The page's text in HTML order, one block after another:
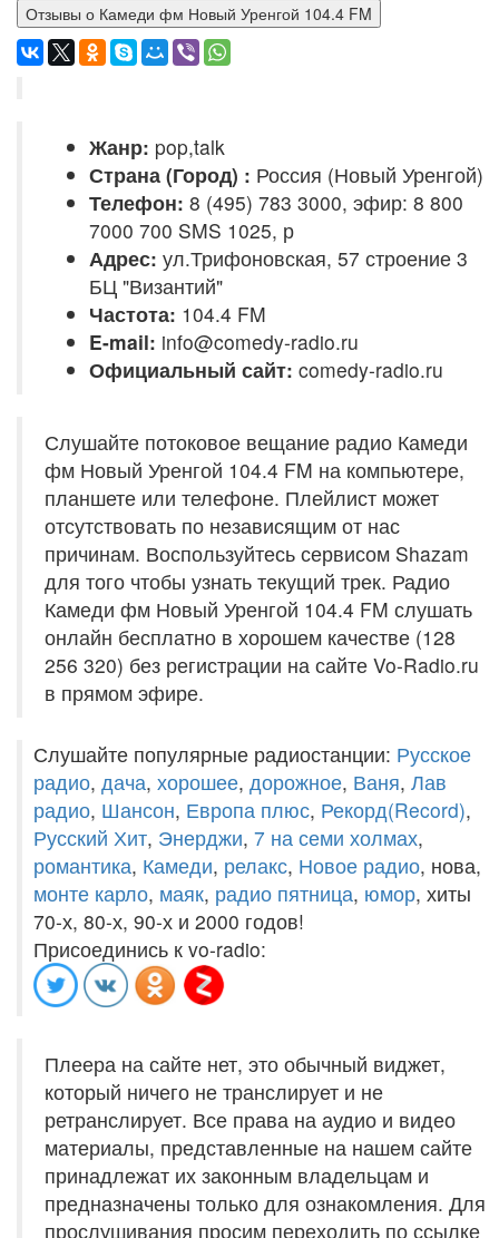
Отзывы о Камеди фм Новый Уренгой 104.4 FM
Жанр: pop,talk
Страна (Город) : Россия (Новый Уренгой)
Телефон: 8 (495) 783 3000, эфир: 8 800
7000 700 SMS 1025, р
Адрес: ул.Трифоновская, 57 строение 3
БЦ "Византий"
Частота: 104.4 FM
E-mail: info@comedy-radio.ru
Официальный сайт: comedy-radio.ru
Слушайте потоковое вещание радио Камеди
фм Новый Уренгой 104.4 FM на компьютере,
планшете или телефоне. Плейлист может
отсутствовать по независящим от нас
причинам. Воспользуйтесь сервисом Shazam
для того чтобы узнать текущий трек. Радио
Камеди фм Новый Уренгой 104.4 FM слушать
онлайн бесплатно в хорошем качестве (128
256 320) без регистрации на сайте Vo-Radio.ru
в прямом эфире.
Слушайте популярные радиостанции: Русское
радио, дача, хорошее, дорожное, Ваня, Лав
радио, Шансон, Европа плюс, Рекорд(Record),
Русский Хит, Энерджи, 7 на семи холмах,
романтика, Камеди, релакс, Новое радио, нова,
монте карло, маяк, радио пятница, юмор, хиты
70-х, 80-х, 90-х и 2000 годов!
Присоединись к vo-radio:
Плеера на сайте нет, это обычный виджет,
который ничего не транслирует и не
ретранслирует. Все права на аудио и видео
материалы, представленные на нашем сайте
принадлежат их законным владельцам и
предназначены только для ознакомления. Для
прослушивания просим переходить по ссылке